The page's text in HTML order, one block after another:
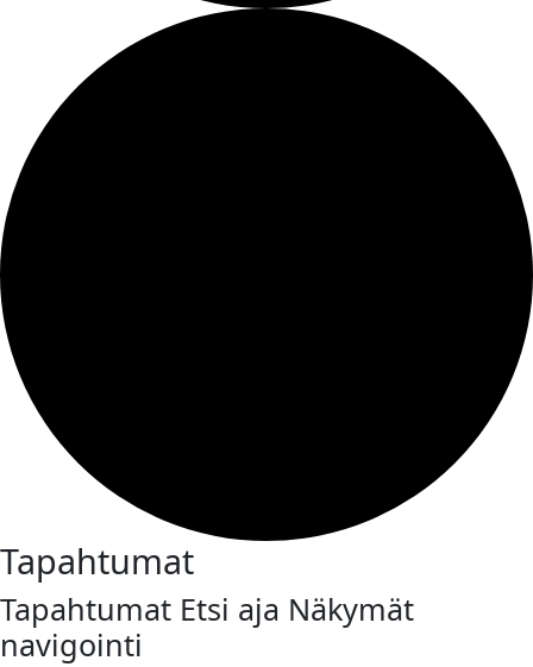
Tapahtumat
Tapahtumat Etsi aja Näkymät
navigointi